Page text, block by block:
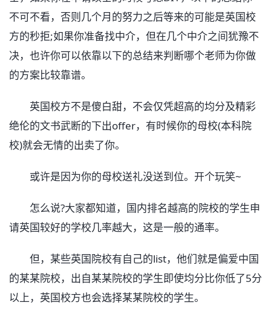
不可不看，否则几个月的努力之后等来的可能是英国校
方的秒拒;如果你准备找中介，但在几个中介之间犹豫不
决，也许你可以依靠以下的总结来判断哪个老师为你做
的方案比较靠谱。
英国校方不是傻白甜，不会仅凭超高的均分及精彩
绝伦的文书武断的下出offer，有时候你的母校(本科院
校)就会无情的出卖了你。
或许是因为你的母校送礼没送到位。开个玩笑~
怎么说?大家都知道，国内排名越高的院校的学生申
请英国较好的学校几率越大，这是一般的通率。
但，某些英国院校有自己的list，他们就是偏爱中国
的某某院校，出自某某院校的学生即使均分比你低了5分
以上，英国校方也会选择某某院校的学生。